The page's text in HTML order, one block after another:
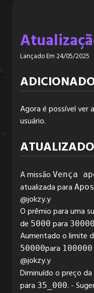
6.4.0
6.3.3
6.3.2
6.3.1
6.3.0
6.2.6
6.2.5
Lançado Em 24/05/2025
Agora é possível ver
usuário.
ATUALIZADO
A missão Vença
atualizada para
@jokzy.y
O prêmio para uma
de 5000 para 30000
Aumentado o limite
50000para 100000
@jokzy.y
Diminuído o preço
para 35_000. -